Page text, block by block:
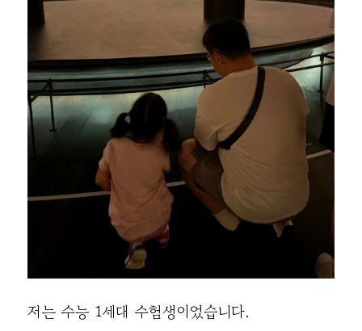
저는 수능 1세대 수험생이었습니다.